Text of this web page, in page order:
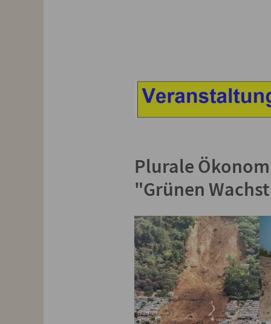
Plurale
"Grünen